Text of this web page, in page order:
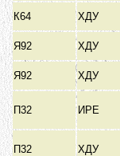
К64
ХДУ
Я92
ХДУ
Я92
ХДУ
П32 ИРЕ
П32 ХДУ